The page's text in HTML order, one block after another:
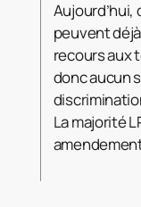
peuvent
recours aux
donc aucun
La majorité